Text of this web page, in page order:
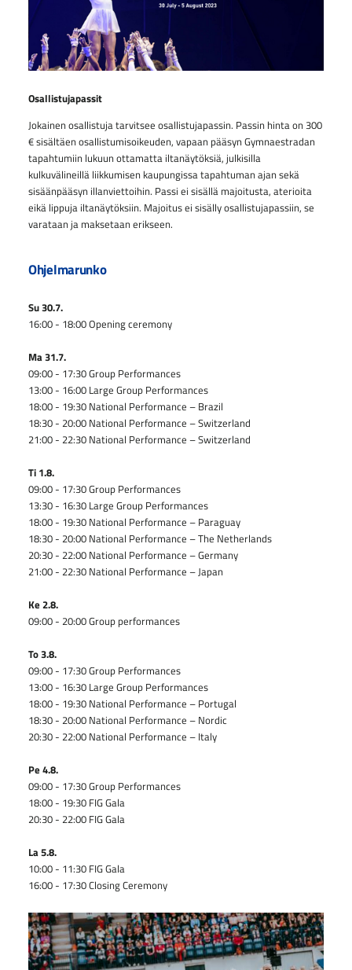
Osallistujapassit
Jokainen osallistuja tarvitsee osallistujapassin. Passin hinta on 300
€ sisältäen osallistumisoikeuden, vapaan pääsyn Gymnaestradan
tapahtumiin lukuun ottamatta iltanäytöksiä, julkisilla
kulkuvälineillä liikkumisen kaupungissa tapahtuman ajan sekä
sisäänpääsyn illanviettoihin. Passi ei sisällä majoitusta, aterioita
eikä lippuja iltanäytöksiin. Majoitus ei sisälly osallistujapassiin, se
varataan ja maksetaan erikseen.
Ohjelmarunko
Su 30.7.
16:00 - 18:00 Opening ceremony
Ma 31.7.
09:00 - 17:30 Group Performances
13:00 - 16:00 Large Group Performances
18:00 - 19:30 National Performance – Brazil
18:30 - 20:00 National Performance – Switzerland
21:00 - 22:30 National Performance – Switzerland
Ti 1.8.
09:00 - 17:30 Group Performances
13:30 - 16:30 Large Group Performances
18:00 - 19:30 National Performance – Paraguay
18:30 - 20:00 National Performance – The Netherlands
20:30 - 22:00 National Performance – Germany
21:00 - 22:30 National Performance – Japan
Ke 2.8.
09:00 - 20:00 Group performances
To 3.8.
09:00 - 17:30 Group Performances
13:00 - 16:30 Large Group Performances
18:00 - 19:30 National Performance – Portugal
18:30 - 20:00 National Performance – Nordic
20:30 - 22:00 National Performance – Italy
Pe 4.8.
09:00 - 17:30 Group Performances
18:00 - 19:30 FIG Gala
20:30 - 22:00 FIG Gala
La 5.8.
10:00 - 11:30 FIG Gala
16:00 - 17:30 Closing Ceremony